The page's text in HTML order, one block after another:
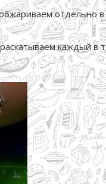
отдельно
каждый в